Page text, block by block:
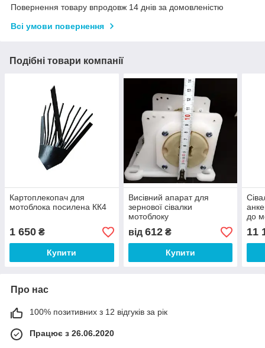
Повернення товару впродовж 14 днів за домовленістю
Всі умови повернення
Подібні товари компанії
Картоплекопач для
мотоблока посилена КК4
1 650 ₴
Купити
Висівний апарат для
зернової сівалки
мотоблоку
від 612₴
Купити
до
для
11
Про нас
100% позитивних з 12 відгуків за рік
Працює з 26.06.2020